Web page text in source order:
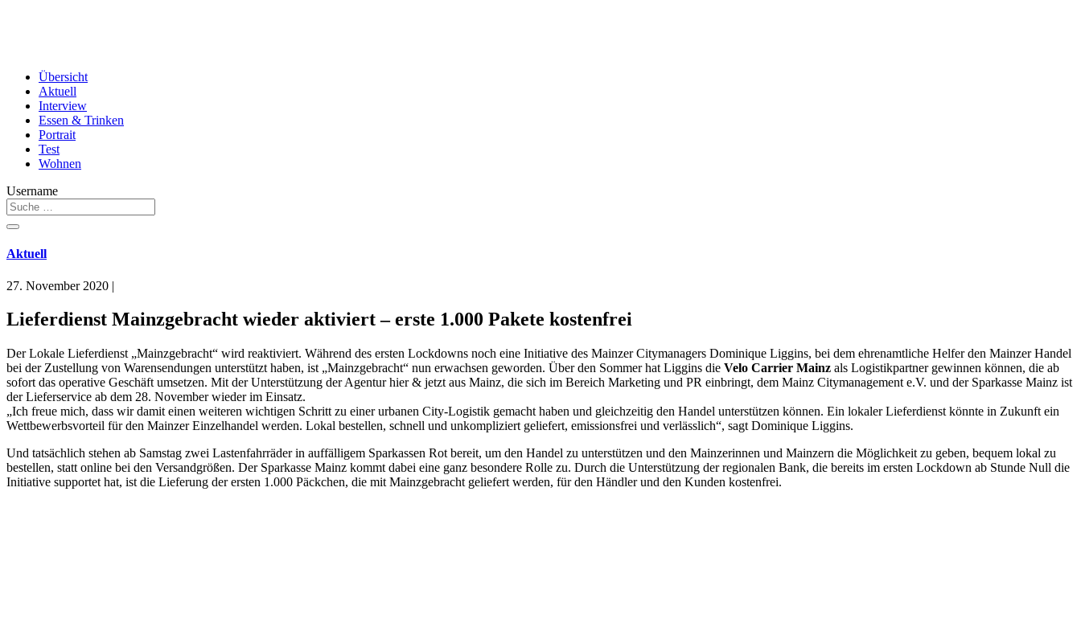
Übersicht
Aktuell
Interview
Essen & Trinken
Portrait
Test
Wohnen
Username
Aktuell
27. November 2020 |
Lieferdienst Mainzgebracht wieder aktiviert – erste 1.000 Pakete kostenfrei
Der Lokale Lieferdienst „Mainzgebracht“ wird reaktiviert. Während des ersten Lockdowns noch eine Initiative des Mainzer Citymanagers Dominique Liggins, bei dem ehrenamtliche Helfer den Mainzer Handel
bei der Zustellung von Warensendungen unterstützt haben, ist „Mainzgebracht“ nun erwachsen geworden. Über den Sommer hat Liggins die Velo Carrier Mainz als Logistikpartner gewinnen können, die ab
sofort das operative Geschäft umsetzen. Mit der Unterstützung der Agentur hier & jetzt aus Mainz, die sich im Bereich Marketing und PR einbringt, dem Mainz Citymanagement e.V. und der Sparkasse Mainz ist
der Lieferservice ab dem 28. November wieder im Einsatz.
„Ich freue mich, dass wir damit einen weiteren wichtigen Schritt zu einer urbanen City-Logistik gemacht haben und gleichzeitig den Handel unterstützen können. Ein lokaler Lieferdienst könnte in Zukunft ein
Wettbewerbsvorteil für den Mainzer Einzelhandel werden. Lokal bestellen, schnell und unkompliziert geliefert, emissionsfrei und verlässlich“, sagt Dominique Liggins.
Und tatsächlich stehen ab Samstag zwei Lastenfahrräder in auffälligem Sparkassen Rot bereit, um den Handel zu unterstützen und den Mainzerinnen und Mainzern die Möglichkeit zu geben, bequem lokal zu
bestellen, statt online bei den Versandgrößen. Der Sparkasse Mainz kommt dabei eine ganz besondere Rolle zu. Durch die Unterstützung der regionalen Bank, die bereits im ersten Lockdown ab Stunde Null die
Initiative supportet hat, ist die Lieferung der ersten 1.000 Päckchen, die mit Mainzgebracht geliefert werden, für den Händler und den Kunden kostenfrei.